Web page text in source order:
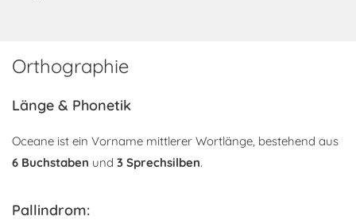
Orthographie
Länge & Phonetik
Oceane ist ein Vorname mittlerer Wortlänge, bestehend aus
6 Buchstaben und 3 Sprechsilben.
Pallindrom: